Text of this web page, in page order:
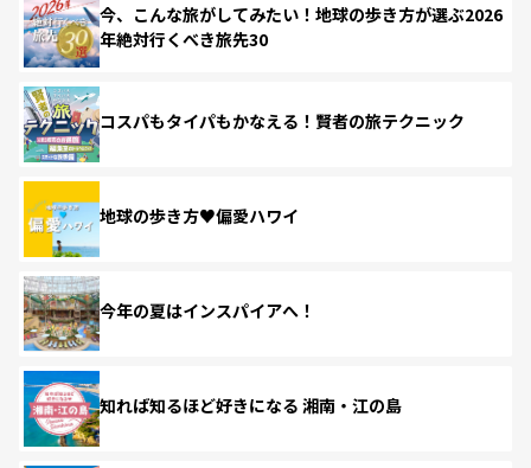
今、こんな旅がしてみたい！地球の歩き方が選ぶ2026
年絶対行くべき旅先30
コスパもタイパもかなえる！賢者の旅テクニック
地球の歩き方♥偏愛ハワイ
今年の夏はインスパイアへ！
知れば知るほど好きになる 湘南・江の島